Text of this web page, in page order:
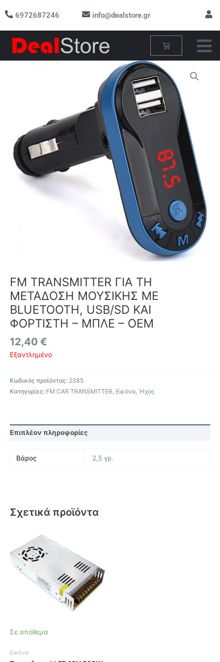
στο 6972687246 info@dealstore.gr
Cart
FM TRANSMITTER ΓΙΑ ΤΗ
ΜΕΤΑΔΟΣΗ ΜΟΥΣΙΚΗΣ ΜΕ
BLUETOOTH, USB/SD ΚΑΙ
ΦΟΡΤΙΣΤΗ – ΜΠΛΕ – OEM
12,40 €
Εξαντλημένο
Κωδικός προϊόντος: 2385
Κατηγορίες: FM CAR TRANSMITTER Εικόνα Ήχος
Επιπλέον πληροφορίες
Βάρος 2,5 γρ.
Σχετικά προϊόντα
Σε απόθεμα
Εικόνα